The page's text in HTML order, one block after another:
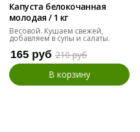
Капуста белокочанная
молодая / 1 кг
Весовой. Кушаем свежей,
добавляем в супы и салаты.
165 руб 210 руб
В корзину